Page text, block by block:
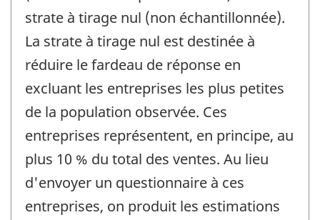
strate à tirage nul (non échantillonnée).
La strate à tirage nul est destinée à
réduire le fardeau de réponse en
excluant les entreprises les plus petites
de la population observée. Ces
entreprises représentent, en principe, au
plus 10 % du total des ventes. Au lieu
d'envoyer un questionnaire à ces
entreprises, on produit les estimations